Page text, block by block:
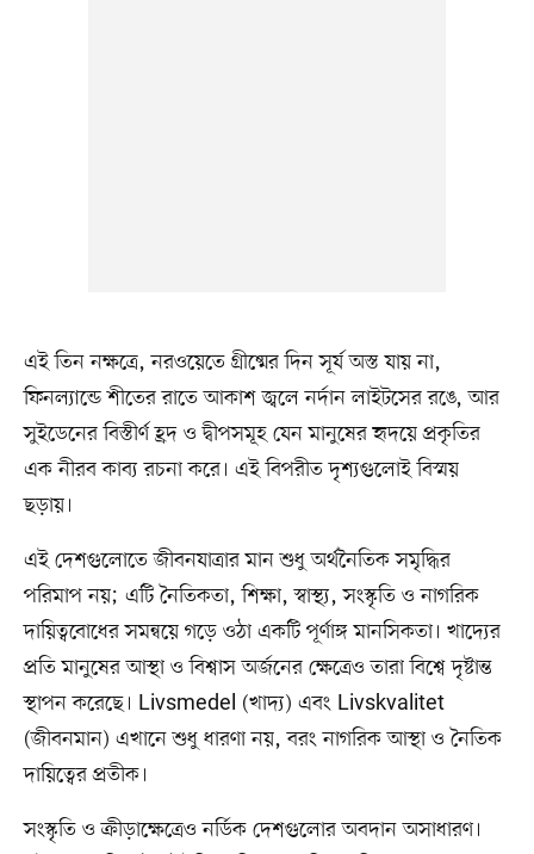
এই তিন নক্ষত্রে, নরওয়েতে গ্রীষ্মের দিন সূর্য অস্ত যায় না,
ফিনল্যান্ডে শীতের রাতে আকাশ জ্বলে নর্দান লাইটসের রঙে, আর
সুইডেনের বিস্তীর্ণ হ্রদ ও দ্বীপসমূহ যেন মানুষের হৃদয়ে প্রকৃতির
এক নীরব কাব্য রচনা করে। এই বিপরীত দৃশ্যগুলোই বিস্ময়
ছড়ায়।
এই দেশগুলোতে জীবনযাত্রার মান শুধু অর্থনৈতিক সমৃদ্ধির
পরিমাপ নয়; এটি নৈতিকতা, শিক্ষা, স্বাস্থ্য, সংস্কৃতি ও নাগরিক
দায়িত্ববোধের সমন্বয়ে গড়ে ওঠা একটি পূর্ণাঙ্গ মানসিকতা। খাদ্যের
প্রতি মানুষের আস্থা ও বিশ্বাস অর্জনের ক্ষেত্রেও তারা বিশ্বে দৃষ্টান্ত
স্থাপন করেছে। Livsmedel (খাদ্য) এবং Livskvalitet
(জীবনমান) এখানে শুধু ধারণা নয়, বরং নাগরিক আস্থা ও নৈতিক
দায়িত্বের প্রতীক।
সংস্কৃতি ও ক্রীড়াক্ষেত্রেও নর্ডিক দেশগুলোর অবদান অসাধারণ।